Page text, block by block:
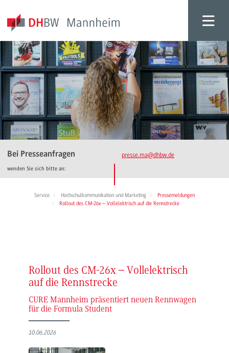
Bei Presseanfragen
wenden Sie sich bitte an:
presse.ma@dhbw.de
Service Hochschulkommunikation und Marketing
Pressemeldungen
Rollout des CM-26x – Vollelektrisch auf die Rennstrecke
Rollout des CM-26x – Vollelektrisch
auf die Rennstrecke
CURE Mannheim präsentiert neuen Rennwagen
für die Formula Student
10.06.2026